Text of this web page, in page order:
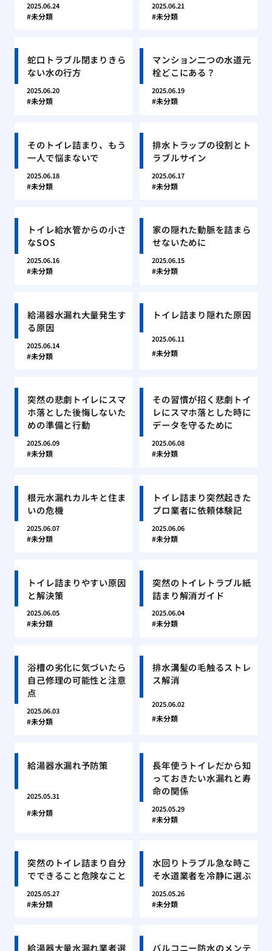
2025.06.24
未分類
2025.06.21
未分類
蛇口トラブル閉まりきら
ない水の行方
2025.06.20
未分類
マンション二つの水道元
栓どこにある？
2025.06.19
未分類
そのトイレ詰まり、もう
一人で悩まないで
2025.06.18
未分類
排水トラップの役割とト
ラブルサイン
2025.06.17
未分類
トイレ給水管からの小さ
なSOS
2025.06.16
未分類
家の隠れた動脈を詰まら
せないために
2025.06.15
未分類
給湯器水漏れ大量発生す
る原因
2025.06.14
未分類
トイレ詰まり隠れた原因
2025.06.11
未分類
突然の悲劇トイレにスマ
ホ落とした後悔しないた
めの準備と行動
2025.06.09
未分類
その習慣が招く悲劇トイ
レにスマホ落とした時に
データを守るために
2025.06.08
未分類
根元水漏れカルキと住ま
いの危機
2025.06.07
未分類
トイレ詰まり突然起きた
プロ業者に依頼体験記
2025.06.06
未分類
トイレ詰まりやすい原因
と解決策
2025.06.05
未分類
突然のトイレトラブル紙
詰まり解消ガイド
2025.06.04
未分類
浴槽の劣化に気づいたら
自己修理の可能性と注意
点
2025.06.03
未分類
排水溝髪の毛触るストレ
ス解消
2025.06.02
未分類
給湯器水漏れ予防策
2025.05.31
未分類
長年使うトイレだから知
っておきたい水漏れと寿
命の関係
2025.05.29
未分類
突然のトイレ詰まり自分
でできること危険なこと
2025.05.27
未分類
水回りトラブル急な時こ
そ水道業者を冷静に選ぶ
2025.05.26
未分類
給湯器大量水漏れ業者選 バルコニー防水のメンテ